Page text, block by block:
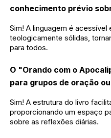
conhecimento prévio
Sim! A linguagem é
teologicamente sólidas,
para todos.
O "Orando com o
para grupos de oração
Sim! A estrutura do livro
proporcionando um espaço
sobre as reflexões diárias.